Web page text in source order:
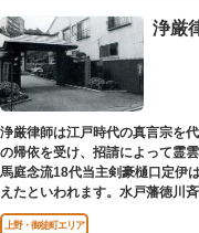
浄厳
浄厳律師は江戸時代の真言宗を
の帰依を受け、招請によって霊
馬庭念流18代当主剣豪樋口定伊
えたといわれます。水戸藩徳川
案しました。お墓は妙極院（み
上野・御徒町エリア